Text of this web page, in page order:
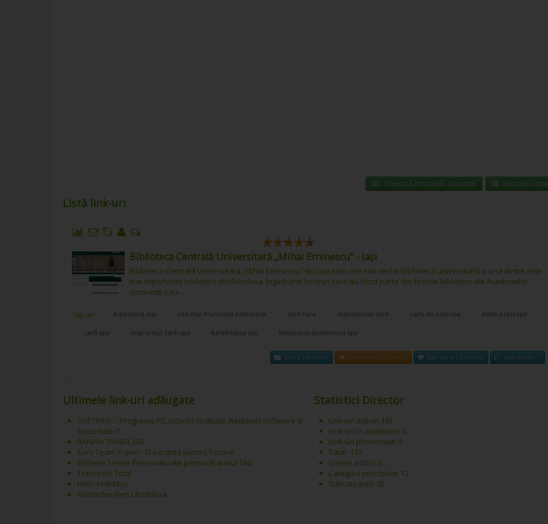
Afișează Articolele Asociate Ascunde Lista
Listă link-uri
Biblioteca Centrală Universitară „Mihai Eminescu” - Iași
Biblioteca Centrală Universitară „Mihai Eminescu” din Iași este cea mai veche bibliotecă universitară și una dintre cele
mai importante biblioteci din România. Înglobând fonduri care au făcut parte din fostele biblioteci ale Academiilor
domnești (cea...
Tag-uri: biblioteca iasi cea mai frumoasa biblioteca carti rare manuscrise rare carti de colectie editii princeps
carti iasi imprumut carti iasi beletristica iasi biblioteca academica iasi
Arată pe hartă Promovează link-ul Marcare ca favorit Mai multe...
Ultimele link-uri adăugate
SOFTINFO – Programe PC, Licențe Gratuite, Reduceri Software și
Securitate IT
RANIAN TRAVEL SRL
Euro Team Travel - O vacanta pentru fiecare
Etichete Textile Personalizate pentru Brandul Tău
Transport Total
Hello Holidays
Mercedes-Benz România
Statistici Director
Link-uri active: 193
Link-uri în așteptare: 0
Link-uri promovate: 6
Total: 197
Listate astăzi: 0
Categorii principale: 12
Subcategorii: 95